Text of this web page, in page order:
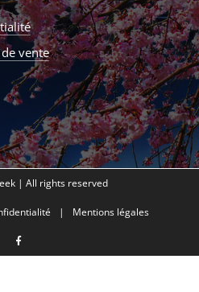
vente
| All rights reserved
Mentions légales
facebook